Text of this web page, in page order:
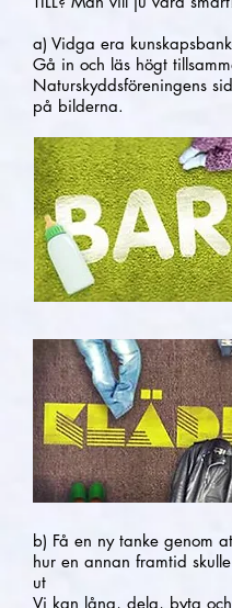
a) Vidga era
Gå in och läs högt
Naturskyddsföreningens
på bilderna.
b) Få en ny tanke genom
hur en annan framtid
ut
Vi kan låna, dela, byta